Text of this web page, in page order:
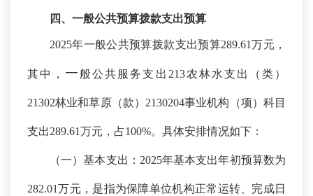
四、一般公共预算拨款支出预算
2025年一般公共预算拨款支出预算289.61万元，
其中，一般公共服务支出 213农林水支出（类）
21302林业和草原（款）2130204事业机构（项）科目
支出289.61万元，占100%。具体安排情况如下：
（一）基本支出： 2025年基本支出年初预算数为
282.01万元，是指为保障单位机构正常运转、完成日